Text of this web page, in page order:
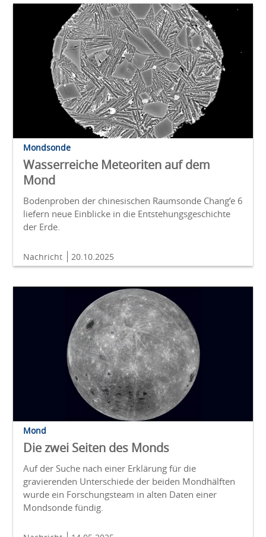
Mondsonde
Wasserreiche Meteoriten auf dem
Mond
Bodenproben der chinesischen Raumsonde Chang’e 6
liefern neue Einblicke in die Entstehungsgeschichte
der Erde.
Nachricht 20.10.2025
Mond
Die zwei Seiten des Monds
Auf der Suche nach einer Erklärung für die
gravierenden Unterschiede der beiden Mondhälften
wurde ein Forschungsteam in alten Daten einer
Mondsonde fündig.